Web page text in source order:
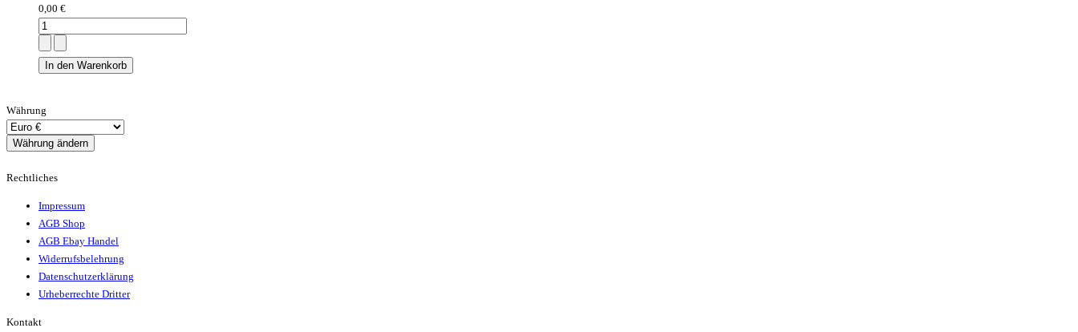
0,00 €
Währung
Rechtliches
Impressum
AGB Shop
AGB Ebay Handel
Widerrufsbelehrung
Datenschutzerklärung
Urheberrechte Dritter
Kontakt